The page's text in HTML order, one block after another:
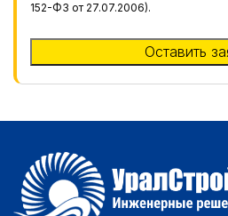
152-ФЗ от 27.07.2006).